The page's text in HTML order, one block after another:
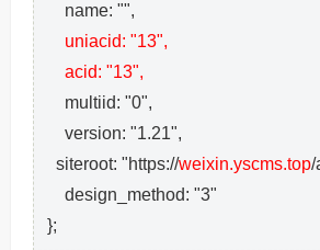
name: "",
uniacid: "13",
acid: "13",
multiid: "0",
version: "1.21",
siteroot: "https://weixin.yscms.top/
design_method: "3"
};